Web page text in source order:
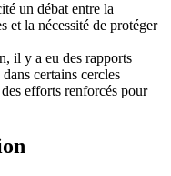
un débat entre la
et la nécessité de protéger
il y a eu des rapports
certains cercles
efforts renforcés pour